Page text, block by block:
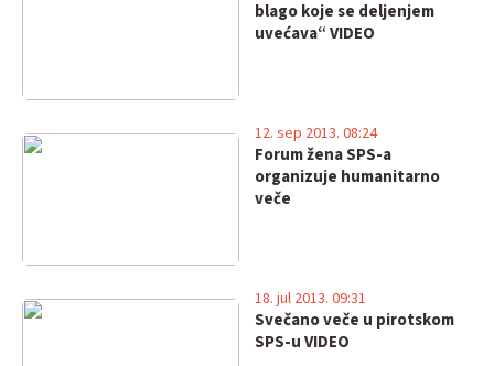
blago koje se deljenjem
uvećava“ VIDEO
Forum žena SPS-a
organizuje humanitarno
veče
12. sep 2013. 08:24
Svečano veče u pirotskom
SPS-u VIDEO
18. jul 2013. 09:31